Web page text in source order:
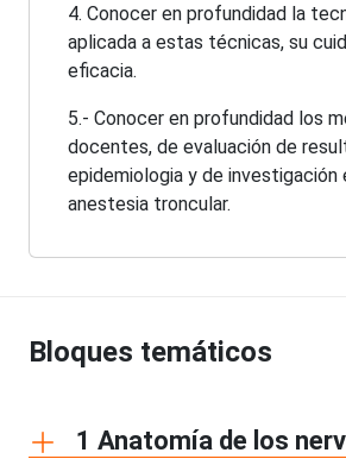
4. Conocer en profundidad la
aplicada a estas técnicas, su
eficacia.
5.- Conocer en profundidad los
docentes, de evaluación de
epidemiologia y de investigación
anestesia troncular.
Bloques temáticos
1 Anatomía de los